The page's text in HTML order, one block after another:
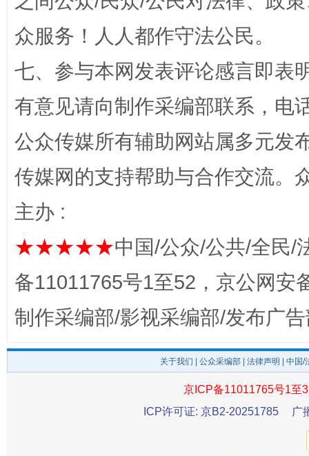
受贿1.44亿！段成刚被判无期 从幼
众服务！人人都作守法公民。
七、参与本网发表评论感言即表
有意见请向制作采编部联系，电
公众传媒所有辅助网站属多元发
传媒网的支持帮助与合作交流。
主办 :
★★★★★中国/公众/公共/全民/
备11011765号1至52，京公网安
制作采编部/影视采编部/发布广
关于我们 公众采编部 法律声明 | 中国
京ICP备11011765号1至
ICP许可证: 京B2-20251785
广